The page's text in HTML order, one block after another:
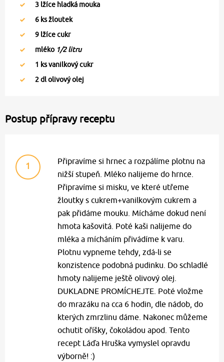
3 lžíce hladká mouka
6 ks žloutek
9 lžíce cukr
mléko 1/2 litru
1 ks vanilkový cukr
2dl olivový olej
Postup přípravy receptu
1
Připravíme si hrnec a rozpálíme plotnu na
nižší stupeň. Mléko nalijeme do hrnce.
Připravíme si misku, ve které utřeme
žloutky s cukrem+vanilkovým cukrem a
pak přidáme mouku. Mícháme dokud není
hmota kašovitá. Poté kaši nalijeme do
mléka a mícháním přivádíme k varu.
Plotnu vypneme tehdy, zdá-li se
konzistence podobná pudinku. Do schladlé
hmoty nalijeme ještě olivový olej.
DUKLADNE PROMÍCHEJTE. Poté vložme
do mrazáku na cca 6 hodin, dle nádob, do
kterých zmrzlinu dáme. Nakonec můžeme
ochutit oříšky, čokoládou apod. Tento
recept Láďa Hruška vymyslel opravdu
výborně! :)